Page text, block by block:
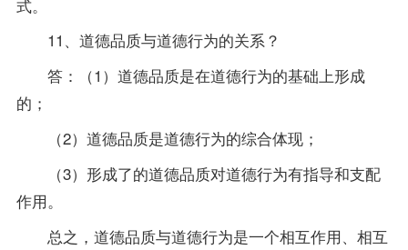
式。
11、道德品质与道德行为的关系？
答：（1）道德品质是在道德行为的基础上形成
的；
（2）道德品质是道德行为的综合体现；
（3）形成了的道德品质对道德行为有指导和支配
作用。
总之，道德品质与道德行为是一个相互作用、相互